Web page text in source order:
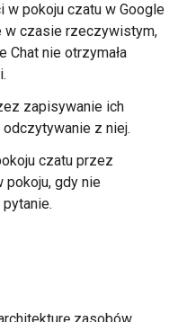
w pokoju czatu w Google
w czasie rzeczywistym,
Chat nie otrzymała
zapisywanie ich
z niej.
czatu przez
pokoju, gdy nie